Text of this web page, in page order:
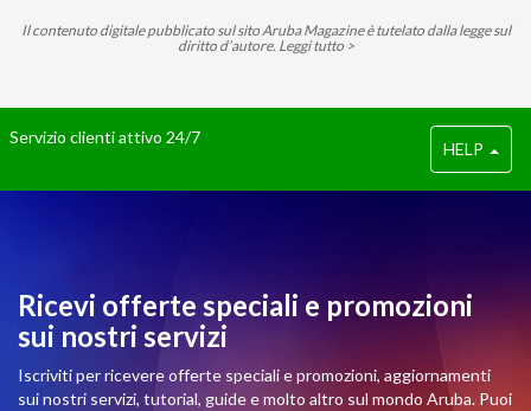
Il contenuto digitale pubblicato sul sito Aruba Magazine è tutelato dalla legge sul
diritto d’autore. Leggi tutto >
HELP
Servizio clienti attivo 24/7
Ricevi offerte speciali e promozioni
sui nostri servizi
Iscriviti per ricevere offerte speciali e promozioni, aggiornamenti
sui nostri servizi, tutorial, guide e molto altro sul mondo Aruba. Puoi